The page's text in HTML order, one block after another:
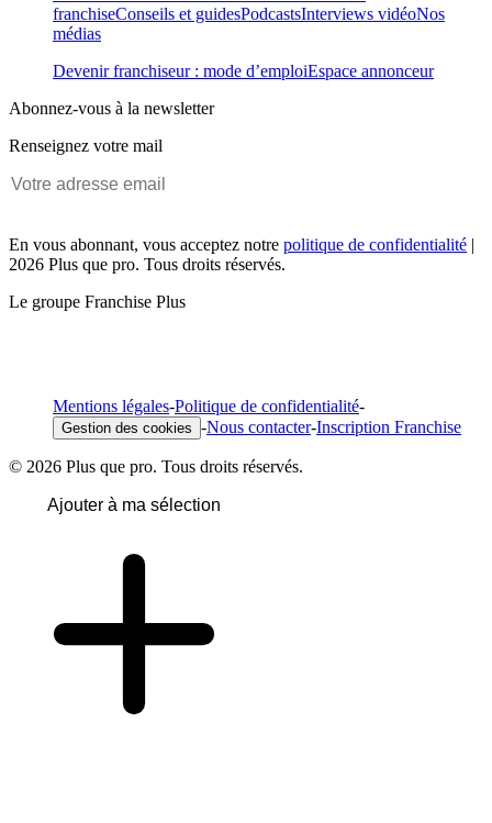
franchiseConseils et guidesPodcastsInterviews vidéoNos
médias
Devenir franchiseur : mode d’emploiEspace annonceur
Abonnez-vous à la newsletter
Renseignez votre mail
En vous abonnant, vous acceptez notre politique de confidentialité
2026 Plus que pro. Tous droits réservés.
Le groupe Franchise Plus
Mentions légales-Politique de confidentialité-
Gestion des cookies -Nous contacter-Inscription Franchise
© 2026 Plus que pro. Tous droits réservés.
Ajouter à ma sélection